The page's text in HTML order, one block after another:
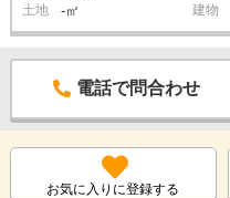
土地 -㎡ 建物
電話で問合わせ
お気に入りに登録する